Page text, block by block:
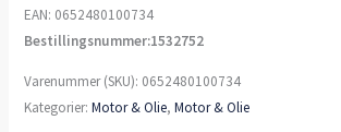
EAN: 0652480100734
Bestillingsnummer:1532752
Varenummer (SKU): 0652480100734
Kategorier:Motor & Olie,Motor & Olie